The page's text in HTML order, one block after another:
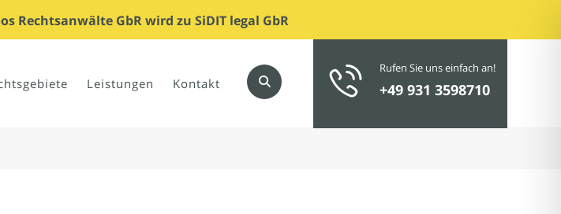
Rechtsanwälte GbR wird zu SiDIT legal GbR
Rufen Sie uns einfach an!
+49 931 3598710
Leistungen Kontakt